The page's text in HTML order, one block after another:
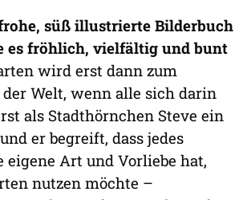
süß illustrierte Bilderbuch
es fröhlich, vielfältig und bunt
wird erst dann zum
der Welt, wenn alle sich darin
als Stadthörnchen Steve ein
er begreift, dass jedes
eigene Art und Vorliebe hat,
nutzen möchte –